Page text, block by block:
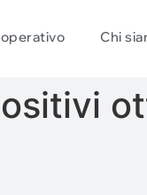
Chi